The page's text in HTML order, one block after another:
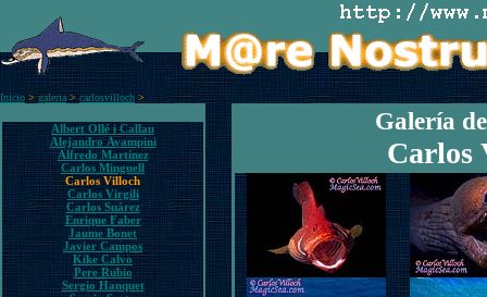
Inicio >galeria>carlosvilloch >
Albert Ollé i Callau
Alejandro Avampini
Alfredo Martínez
Carlos Minguell
Carlos Villoch
Carlos Virgili
Carlos Suárez
Enrique Faber
Jaume Bonet
Javier Campos
Kike Calvo
Pere Rubio
Sergio Hanquet
Galería
Carlos